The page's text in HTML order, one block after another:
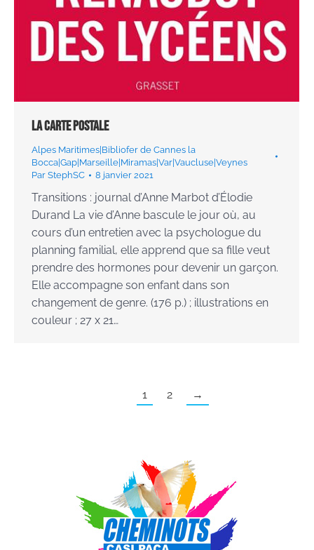
La carte postale
Alpes Maritimes|Bibliofer de Cannes la
Bocca|Gap|Marseille|Miramas|Var|Vaucluse|Veynes
Par StephSC 8 janvier 2021
Transitions : journal d’Anne Marbot d’Élodie
Durand La vie d’Anne bascule le jour où, au
cours d’un entretien avec la psychologue du
planning familial, elle apprend que sa fille veut
prendre des hormones pour devenir un garçon.
Elle accompagne son enfant dans son
changement de genre. (176 p.) ; illustrations en
couleur ; 27 x 21…
1 2 →